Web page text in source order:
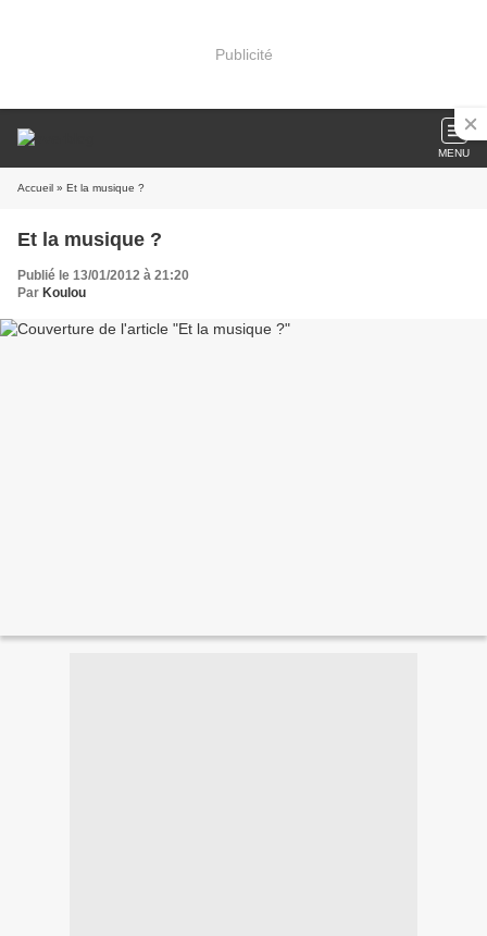
Publicité
MENU
Accueil » Et la musique ?
Et la musique ?
Publié le 13/01/2012 à 21:20
Par Koulou